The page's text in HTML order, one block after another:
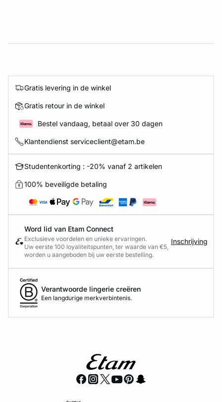
Gratis levering in de winkel
Gratis retour in de winkel
Bestel vandaag, betaal over 30 dagen
Klantendienst serviceclient@etam.be
Studentenkorting : -20% vanaf 2 artikelen
100% beveiligde betaling
Word lid van Etam Connect
Exclusieve voordelen en unieke ervaringen.
Uw eerste 100 loyaliteitspunten, ter waarde van €5,
worden u aangeboden bij uw eerste bestelling.
Inschrijving
Verantwoorde lingerie creëren
Een langdurige merkverbintenis.